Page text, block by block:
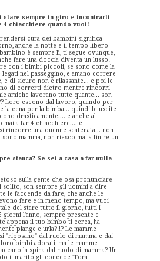
stare sempre in giro e incontrarti
4 chiacchiere quando vuoi!
cura dei bambini significa
anche la notte e il tempo libero
è sempre lì, ti segue ovunque,
fare una doccia diventa un lusso!
con i bimbi piccoli, se sono come la
legati nel passeggino, e amano correre
e di sicuro non è rilassante... e poi le
di correrti dietro mentre rincorri
amiche lavorano tutte quante... son
Loro escono dal lavoro, quando per
la cena per la bimba... quindi le uscite
drasticamente.... e anche al
a far 4 chiacchiere.... è
rincorre una duenne scatenata... non
sono mamma, non riesco mai a finire un
stanca? Se sei a casa a far nulla
sulla gente che osa pronunciare
solito, son sempre gli uomini a dire
le faccende da fare, che anche le
fare e in meno tempo, ma vuoi
del stare tutto il giorno, tutti i
giorni l'anno, sempre presente e
appena il tuo bimbo ti cerca, ha
piange e urla?!!? Le mamme
"riposano" dal ruolo di mamma e dai
bimbi adorati, ma le mamme
la spina dal ruolo di mamma? Un
il marito gli concede "l'ora